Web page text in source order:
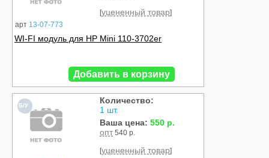
арт 13-07-773
[уцененный товар]
WI-FI модуль для HP Mini 110-3702er
Добавить в корзину
Б/У
Количество:
1 шт.
Ваша цена: 550 р.
опт 540 р.
[уцененный товар]